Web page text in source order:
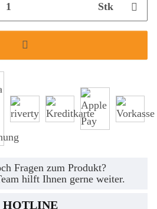
Stk
Fragen zum Produkt?
hilft Ihnen gerne weiter.
HOTLINE